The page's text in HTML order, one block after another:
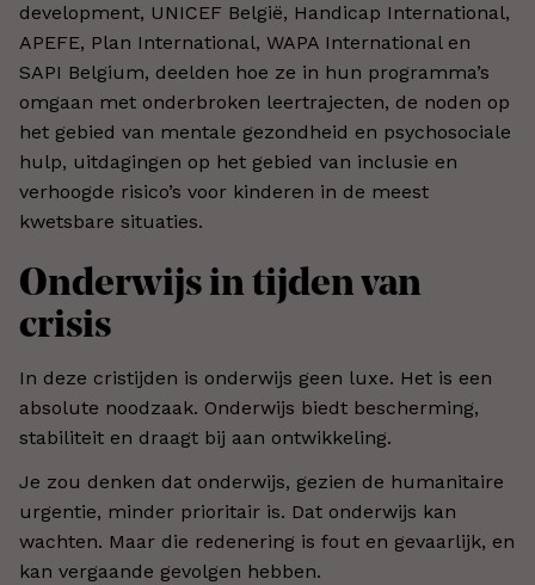
development, UNICEF België, Handicap International,
APEFE, Plan International, WAPA International en
SAPI Belgium, deelden hoe ze in hun programma’s
omgaan met onderbroken leertrajecten, de noden op
het gebied van mentale gezondheid en psychosociale
hulp, uitdagingen op het gebied van inclusie en
verhoogde risico’s voor kinderen in de meest
kwetsbare situaties.
Onderwijs in tijden van
crisis
In deze cristijden is onderwijs geen luxe. Het is een
absolute noodzaak. Onderwijs biedt bescherming,
stabiliteit en draagt bij aan ontwikkeling.
Je zou denken dat onderwijs, gezien de humanitaire
urgentie, minder prioritair is. Dat onderwijs kan
wachten. Maar die redenering is fout en gevaarlijk, en
kan vergaande gevolgen hebben.